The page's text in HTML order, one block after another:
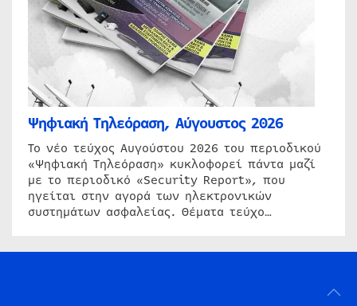
Ψηφιακή Τηλεόραση, Αύγουστος 2026
Το νέο τεύχος Αυγούστου 2026 του περιοδικού
«Ψηφιακή Τηλεόραση» κυκλοφορεί πάντα μαζί
με το περιοδικό «Security Report», που
ηγείται στην αγορά των ηλεκτρονικών
συστημάτων ασφαλείας. Θέματα τεύχο…